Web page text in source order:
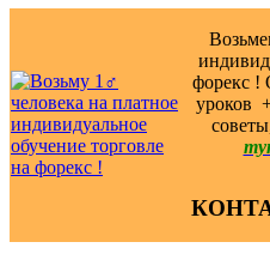
форекс !
уроков